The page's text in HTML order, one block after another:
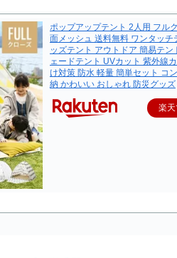
ポップアップテント 2人用 フル
面メッシュ 送料無料 ワンタッチ
ッズテント アウトドア 簡易テン
ェードテント UVカット 紫外線
け対策 防水 軽量 簡単セット コ
納 かわいい おしゃれ 防災グッズ
楽